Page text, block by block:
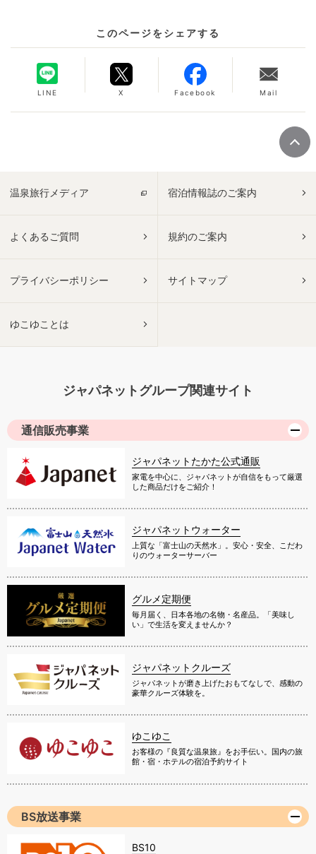
このページをシェアする
LINE X Facebook Mail
温泉旅行メディア 宿泊情報誌のご案内
よくあるご質問 規約のご案内
プライバシーポリシー サイトマップ
ゆこゆことは
ジャパネットグループ関連サイト
通信販売事業
ジャパネットたかた公式通販
家電を中心に、ジャパネットが自信をもって厳選
した商品だけをご紹介！
ジャパネットウォーター
上質な「富士山の天然水」。安心・安全、こだわ
りのウォーターサーバー
グルメ定期便
毎月届く、日本各地の名物・名産品。「美味し
い」で生活を変えませんか？
ジャパネットクルーズ
ジャパネットが磨き上げたおもてなしで、感動の
豪華クルーズ体験を。
ゆこゆこ
お客様の『良質な温泉旅』をお手伝い。国内の旅
館・宿・ホテルの宿泊予約サイト
BS放送事業
BS10